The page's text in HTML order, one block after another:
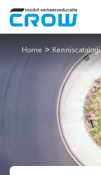
naar
Home >